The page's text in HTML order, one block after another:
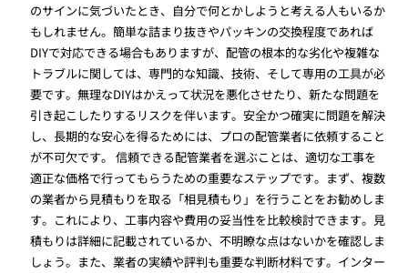
のサインに気づいたとき、自分で何とかしようと考える人もいるか
もしれません。簡単な詰まり抜きやパッキンの交換程度であれば
DIYで対応できる場合もありますが、配管の根本的な劣化や複雑な
トラブルに関しては、専門的な知識、技術、そして専用の工具が必
要です。無理なDIYはかえって状況を悪化させたり、新たな問題を
引き起こしたりするリスクを伴います。安全かつ確実に問題を解決
し、長期的な安心を得るためには、プロの配管業者に依頼すること
が不可欠です。 信頼できる配管業者を選ぶことは、適切な工事を
適正な価格で行ってもらうための重要なステップです。まず、複数
の業者から見積もりを取る「相見積もり」を行うことをお勧めしま
す。これにより、工事内容や費用の妥当性を比較検討できます。見
積もりは詳細に記載されているか、不明瞭な点はないかを確認しま
しょう。また、業者の実績や評判も重要な判断材料です。インター